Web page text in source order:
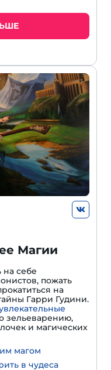
Магии
на себе
пожать
на
Гарри Гудини.
зельеварению,
и магических
магом
в чудеса